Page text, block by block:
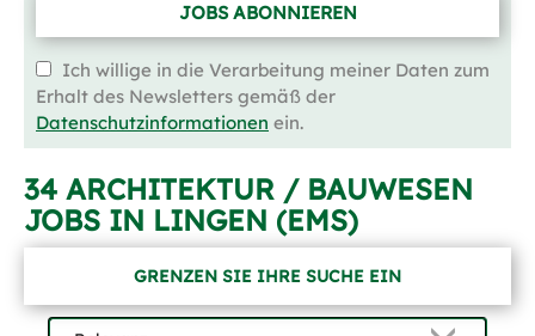
JOBS ABONNIEREN
Ich willige in die Verarbeitung meiner Daten zum
Erhalt des Newsletters gemäß der
Datenschutzinformationen ein.
34 ARCHITEKTUR / BAUWESEN
JOBS IN LINGEN (EMS)
GRENZEN SIE IHRE SUCHE EIN